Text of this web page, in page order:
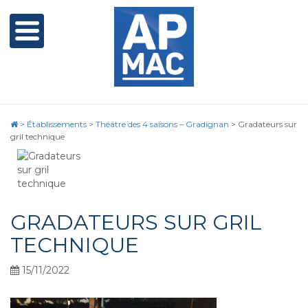
> Établissements > Théâtre des 4 saisons – Gradignan > Gradateurs sur
gril technique
GRADATEURS SUR GRIL
TECHNIQUE
15/11/2022